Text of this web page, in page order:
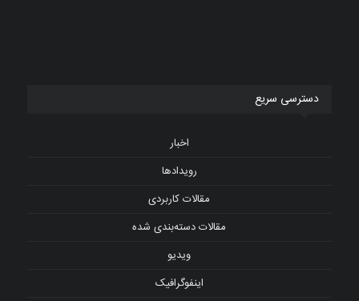
دسترسی سریع
اخبار
رویدادها
مقالات کاربردی
مقالات دسته‌بندی شده
ویدیو
اینفوگرافیک